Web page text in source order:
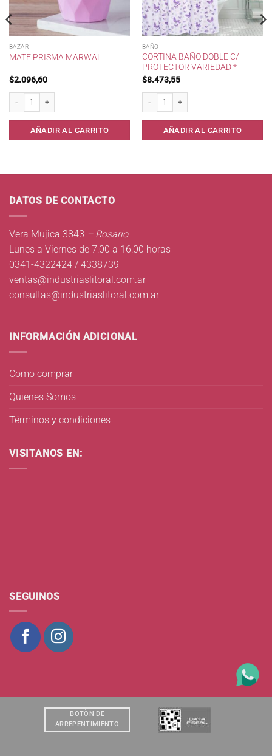
BAZAR
MATE PRISMA MARWAL .
$2.096,60
Mate Prisma Marwal . cantidad
AÑADIR AL CARRITO
BAÑO
CORTINA BAÑO DOBLE C/
PROTECTOR VARIEDAD *
$8.473,55
Cortina Baño Doble c/ protector
AÑADIR AL CARRITO
DATOS DE CONTACTO
Vera Mujica 3843 – Rosario
Lunes a Viernes de 7:00 a 16:00 horas
0341-4322424 / 4338739
ventas@industriaslitoral.com.ar
consultas@industriaslitoral.com.ar
INFORMACIÓN ADICIONAL
Como comprar
Quienes Somos
Términos y condiciones
VISITANOS EN:
SEGUINOS
BOTÒN DE
ARREPENTIMIENTO